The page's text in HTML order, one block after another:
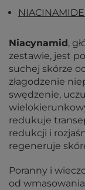
Niacynamid,
zestawie, jest
suchej skórze
złagodzenie
swędzenie,
redukuje
redukcji i
regeneruje
Poranny i
od